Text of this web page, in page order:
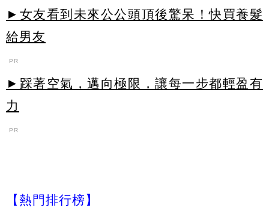
►女友看到未來公公頭頂後驚呆！快買養髮
給男友
PR
►踩著空氣，邁向極限，讓每一步都輕盈有
力
PR
【熱門排行榜】